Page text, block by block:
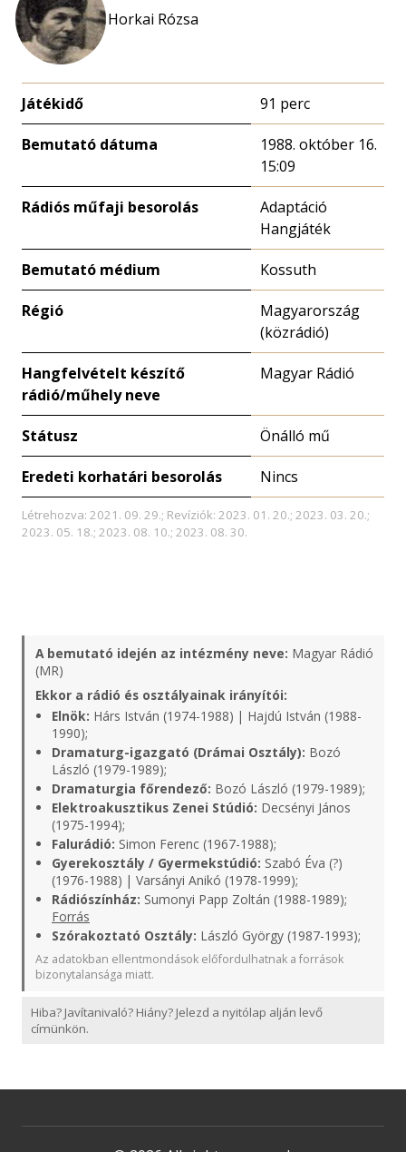
Horkai Rózsa
Játékidő 91 perc
Bemutató dátuma
1988. október 16.
15:09
Rádiós műfaji besorolás
Adaptáció
Hangjáték
Bemutató médium Kossuth
Régió
Magyarország
(közrádió)
Hangfelvételt készítő
rádió/műhely neve
Magyar Rádió
Státusz Önálló mű
Eredeti korhatári besorolás Nincs
Létrehozva: 2021. 09. 29.; Revíziók: 2023. 01. 20.; 2023. 03. 20.;
2023. 05. 18.; 2023. 08. 10.; 2023. 08. 30.
A bemutató idején az intézmény neve: Magyar Rádió
(MR)
Ekkor a rádió és osztályainak irányítói:
Elnök: Hárs István (1974-1988) | Hajdú István (1988-
1990);
Dramaturg-igazgató (Drámai Osztály): Bozó
László (1979-1989);
Dramaturgia főrendező: Bozó László (1979-1989);
Elektroakusztikus Zenei Stúdió: Decsényi János
(1975-1994);
Falurádió: Simon Ferenc (1967-1988);
Gyerekosztály / Gyermekstúdió: Szabó Éva (?)
(1976-1988) | Varsányi Anikó (1978-1999);
Rádiószínház: Sumonyi Papp Zoltán (1988-1989);
Forrás
Szórakoztató Osztály: László György (1987-1993);
Az adatokban ellentmondások előfordulhatnak a források
bizonytalansága miatt.
Hiba? Javítanivaló? Hiány? Jelezd a nyitólap alján levő
címünkön.